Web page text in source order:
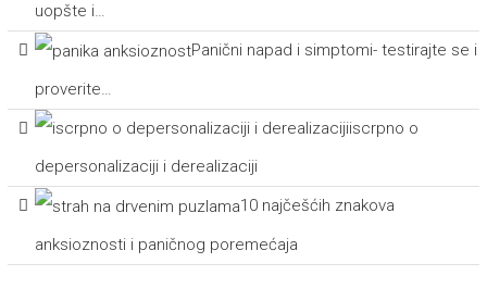
uopšte i…
Panični napad i simptomi- testirajte se i
proverite…
iscrpno o
depersonalizaciji i derealizaciji
10 najčešćih znakova
anksioznosti i paničnog poremećaja